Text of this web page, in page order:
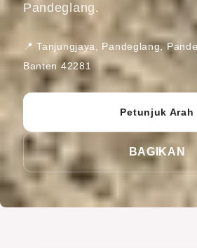
Pandeglang.
📍 Tanjungjaya, Pandeglang,
Banten 42281
Petunjuk Arah
BAGIKAN